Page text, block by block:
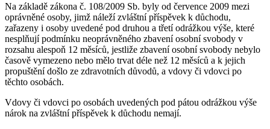
Na základě zákona č. 108/2009 Sb. byly od července 2009 mezi
oprávněné osoby, jimž náleží zvláštní příspěvek k důchodu,
zařazeny i osoby uvedené pod druhou a třetí odrážkou výše, které
nesplňují podmínku neoprávněného zbavení osobní svobody v
rozsahu alespoň 12 měsíců, jestliže zbavení osobní svobody nebylo
časově vymezeno nebo mělo trvat déle než 12 měsíců a k jejich
propuštění došlo ze zdravotních důvodů, a vdovy či vdovci po
těchto osobách.
Vdovy či vdovci po osobách uvedených pod pátou odrážkou výše
nárok na zvláštní příspěvek k důchodu nemají.